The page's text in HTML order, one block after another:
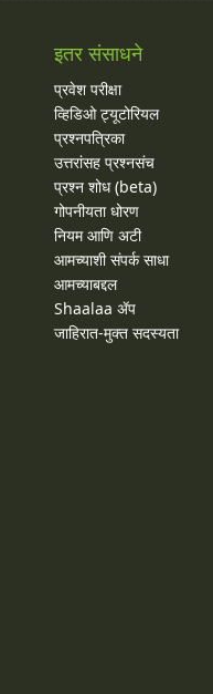
इतर संसाधने
प्रवेश परीक्षा
व्हिडिओ ट्यूटोरियल
प्रश्नपत्रिका
उत्तरांसह प्रश्नसंच
प्रश्न शोध (beta)
गोपनीयता धोरण
नियम आणि अटी
आमच्याशी संपर्क साधा
आमच्याबद्दल
Shaalaa ॲप
जाहिरात-मुक्त सदस्यता